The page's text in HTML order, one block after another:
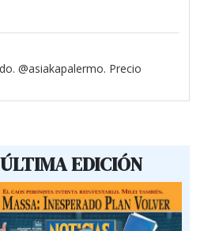
@asiakapalermo. Precio
ÚLTIMA EDICIÓN